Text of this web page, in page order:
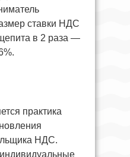
ставки НДС
в 2 раза —
практика
НДС.